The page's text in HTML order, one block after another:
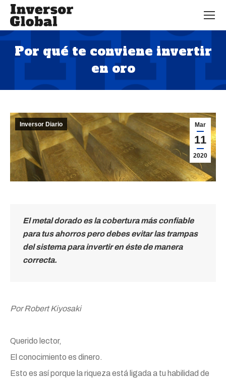
Por qué te conviene invertir
en oro
Estás aquí:
Mar
11
2020
Inversor Diario
El metal dorado es la cobertura más confiable
para tus ahorros pero debes evitar las trampas
del sistema para invertir en éste de manera
correcta.
Por Robert Kiyosaki
Querido lector,
El conocimiento es dinero.
Esto es así porque la riqueza está ligada a tu habilidad de